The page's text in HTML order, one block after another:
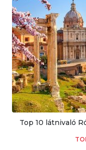
Top 10 látnivaló